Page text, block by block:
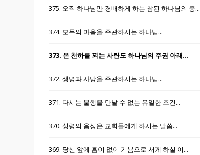
375. 오직 하나님만 경배하게 하는 참된 하나님의 종...
374. 모두의 마음을 주관하시는 하나님...
373. 온 천하를 꾀는 사탄도 하나님의 주권 아래...
372. 생명과 사망을 주관하시는 하나님...
371. 다시는 불행을 만날 수 없는 유일한 조건...
370. 성령의 음성은 교회들에게 하시는 말씀...
369. 당신 앞에 흠이 없이 기쁨으로 서게 하실 이...